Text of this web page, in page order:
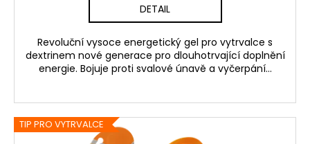
DETAIL
Revoluční vysoce energetický gel pro vytrvalce s
dextrinem nové generace pro dlouhotrvající doplnění
energie. Bojuje proti svalové únavě a vyčerpání...
TIP PRO VYTRVALCE